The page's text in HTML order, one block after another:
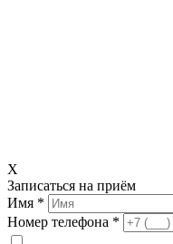
X
Записаться на приём
Имя *
Номер телефона *